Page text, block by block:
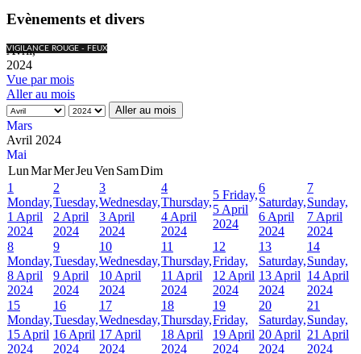
Evènements et divers
VIGILANCE ROUGE - FEUX
Avril,
2024
Vue par mois
Aller au mois
Aller au mois
Mars
Avril 2024
Mai
LunMarMerJeuVen SamDim
1
Monday,
1 April
2024
2
Tuesday,
2 April
2024
3
Wednesday,
3 April
2024
4
Thursday,
4 April
2024
5 Friday,
5 April
2024
6
Saturday,
6 April
2024
7
Sunday,
7 April
2024
8
Monday,
8 April
2024
9
Tuesday,
9 April
2024
10
Wednesday,
10 April
2024
11
Thursday,
11 April
2024
12
Friday,
12 April
2024
13
Saturday,
13 April
2024
14
Sunday,
14 April
2024
15
Monday,
15 April
2024
16
Tuesday,
16 April
2024
17
Wednesday,
17 April
2024
18
Thursday,
18 April
2024
19
Friday,
19 April
2024
20
Saturday,
20 April
2024
21
Sunday,
21 April
2024